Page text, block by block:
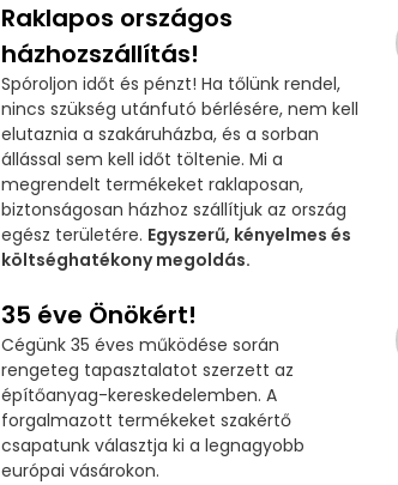
Raklapos országos
házhozszállítás!
Spóroljon időt és pénzt! Ha tőlünk rendel,
nincs szükség utánfutó bérlésére, nem kell
elutaznia a szakáruházba, és a sorban
állással sem kell időt töltenie. Mi a
megrendelt termékeket raklaposan,
biztonságosan házhoz szállítjuk az ország
egész területére. Egyszerű, kényelmes és
költséghatékony megoldás.
35 éve Önökért!
Cégünk 35 éves működése során
rengeteg tapasztalatot szerzett az
építőanyag-kereskedelemben. A
forgalmazott termékeket szakértő
csapatunk választja ki a legnagyobb
európai vásárokon.